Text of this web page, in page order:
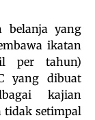
belanja yang
ikatan
per tahun)
yang dibuat
kajian
tidak setimpal